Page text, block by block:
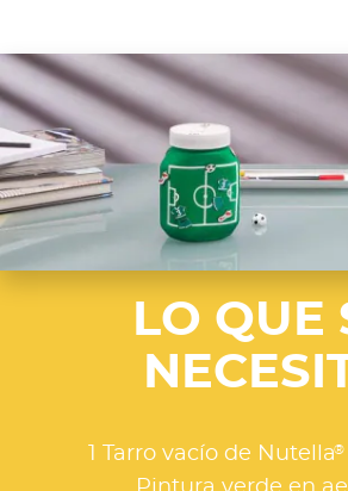
LO QUE
1 Tarro vacío de Nutella®